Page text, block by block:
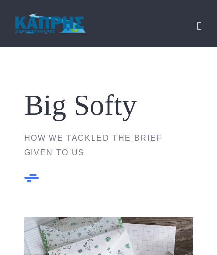
content
Big Softy
HOW WE TACKLED THE BRIEF
GIVEN TO US